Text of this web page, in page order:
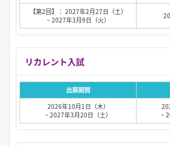
【第2回】： 2027年2月27日（土）
~ 2027年3月9日（火）
出願期間
2026年10月1日（木）
~ 2027年3月20日（土）
~